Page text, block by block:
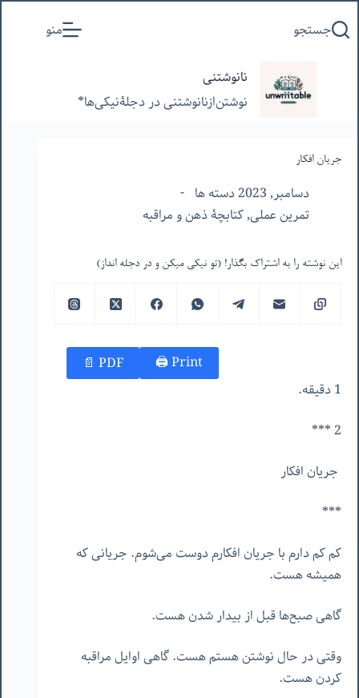
به
جستجو منو
نانوشتنی
نوشتن‌از‌نانوشتنی‌ در‌ دجلۀنیکی‌ها*
جریان افکار
دسامبر, 2023 دسته ها
تمرین عملی,کتابچۀ ذهن و مراقبه
این نوشته را به اشتراک بگذار! (تو نیکی میکن و در دجله انداز)
Print 🖨
PDF 📄
1 دقیقه.
2 ***
جریان افکار
***
کم کم دارم با جریان افکارم دوست می‌شوم. جریانی که
همیشه هست.
گاهی صبح‌ها قبل از بیدار شدن هست.
وقتی در حال نوشتن هستم هست. گاهی اوایل مراقبه
کردن هست.